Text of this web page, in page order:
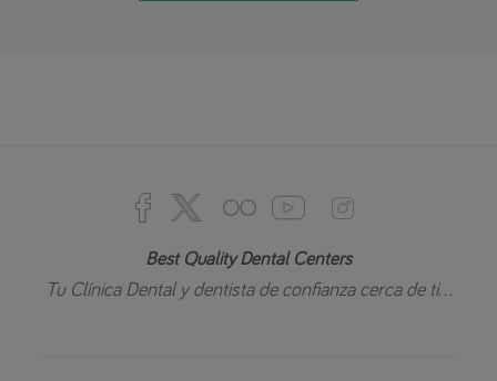
Best Quality Dental Centers
Tu Clínica Dental y dentista de confianza cerca de ti...